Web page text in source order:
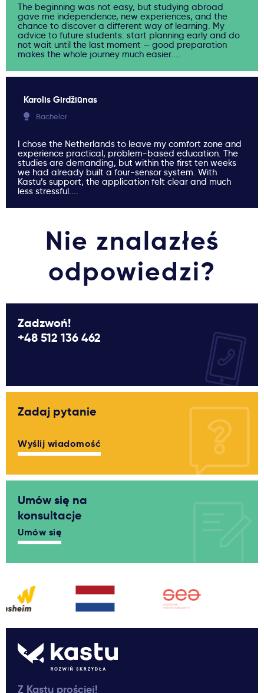
The beginning was not easy, but studying abroad
gave me independence, new experiences, and the
chance to discover a different way of learning. My
advice to future students: start planning early and do
not wait until the last moment — good preparation
makes the whole journey much easier....
Karolis Girdžiūnas
Bachelor
I chose the Netherlands to leave my comfort zone and
experience practical, problem-based education. The
studies are demanding, but within the first ten weeks
we had already built a four-sensor system. With
Kastu’s support, the application felt clear and much
less stressful....
Nie znalazłeś
odpowiedzi?
Zadzwoń!
+48 512 136 462
Zadaj pytanie
Wyślij wiadomość
Umów się na
konsultacje
Umów się
Z Kastu prościej!